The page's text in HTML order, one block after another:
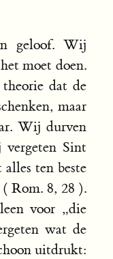
geloof. Wij
moet doen.
dat de
maar
Wij durven
Sint
ten beste
Rom. 8, 28 ).
voor „die
wat de
uitdrukt: